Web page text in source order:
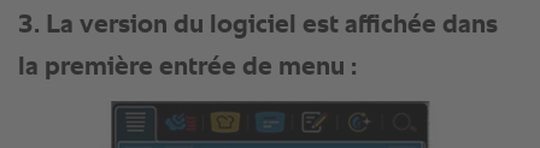
3. La version du logiciel est affichée dans
la première entrée de menu :